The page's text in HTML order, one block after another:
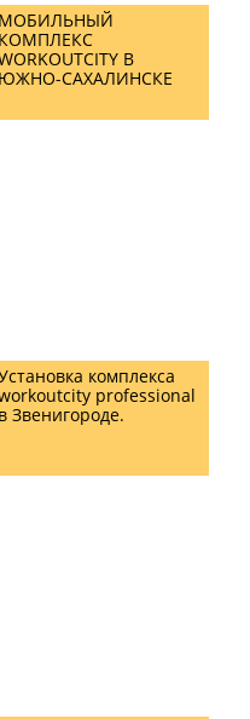
МОБИЛЬНЫЙ
КОМПЛЕКС
В
ЮЖНО-САХАЛИНСКЕ
комплекса
professional
в Звенигороде.